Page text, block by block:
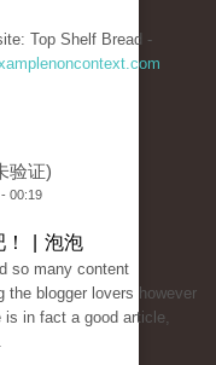
Top Shelf Bread -
验证)
00:19
！ | 泡泡
so many content
the blogger lovers however
is in fact a good article,